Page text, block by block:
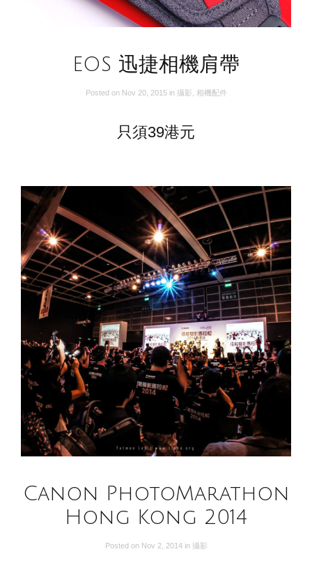
EOS 迅捷相機肩帶
Posted on Nov 20, 2015 in 攝影 相機配件
只須39港元
Canon PhotoMarathon
Hong Kong 2014
Posted on Nov 2, 2014 in 攝影